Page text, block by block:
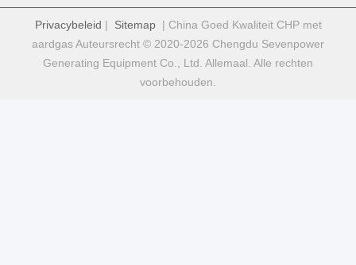
Privacybeleid | Sitemap| China Goed Kwaliteit CHP met
aardgas Auteursrecht © 2020-2026 Chengdu Sevenpower
Generating Equipment Co., Ltd. Allemaal. Alle rechten
voorbehouden.